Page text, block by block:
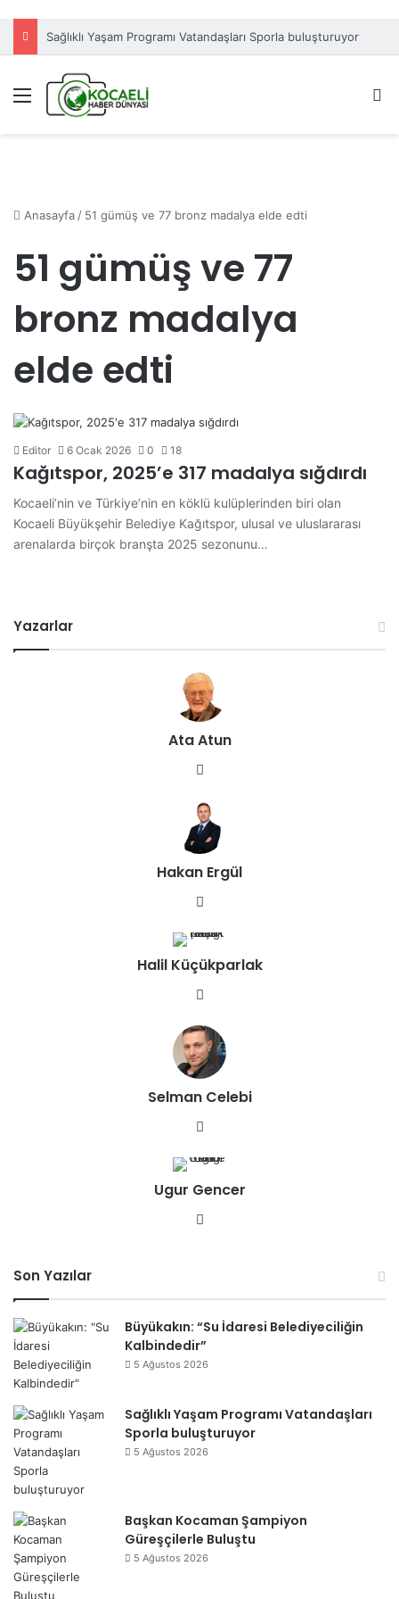
Sağlıklı Yaşam Programı Vatandaşları Sporla buluşturuyor
Menü
Anasayfa / 51 gümüş ve 77 bronz madalya elde edti
51 gümüş ve 77
bronz madalya
elde edti
Editor 6 Ocak 2026 0 18
Kağıtspor, 2025’e 317 madalya sığdırdı
Kocaeli’nin ve Türkiye’nin en köklü kulüplerinden biri olan
Kocaeli Büyükşehir Belediye Kağıtspor, ulusal ve uluslararası
arenalarda birçok branşta 2025 sezonunu…
Yazarlar
Ata Atun
esi
Hakan Ergül
sit
esi
Halil Küçükparlak
sit
esi
Selman Celebi
sit
esi
Ugur Gencer
Son Yazılar
Büyükakın: “Su İdaresi Belediyeciliğin
Kalbindedir”
5 Ağustos 2026
Sağlıklı Yaşam Programı Vatandaşları
Sporla buluşturuyor
5 Ağustos 2026
Başkan Kocaman Şampiyon
Güreşçilerle Buluştu
5 Ağustos 2026